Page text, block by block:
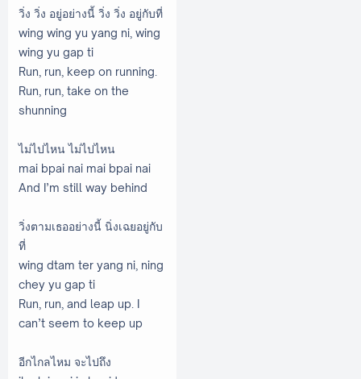
วิ่ง วิ่ง อยู่อย่างนี้ วิ่ง วิ่ง อยู่กับที่
wing wing yu yang ni, wing
wing yu gap ti
Run, run, keep on running.
Run, run, take on the
shunning
ไม่ไปไหน ไม่ไปไหน
mai bpai nai mai bpai nai
And I’m still way behind
วิ่งตามเธออย่างนี้ นิ่งเฉยอยู่กับ
ที่
wing dtam ter yang ni, ning
chey yu gap ti
Run, run, and leap up. I
can’t seem to keep up
อีกไกลไหม จะไปถึง